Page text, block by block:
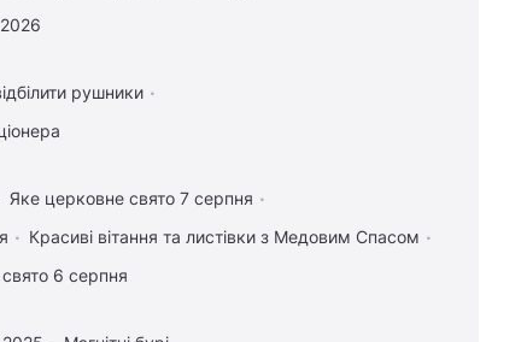
рушники
Яке церковне свято 7 серпня
Красиві вітання та листівки з Медовим Спасом
6 серпня